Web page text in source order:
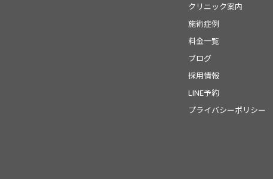
クリニック案内
施術症例
料金一覧
ブログ
採用情報
LINE予約
プライバシーポリシー